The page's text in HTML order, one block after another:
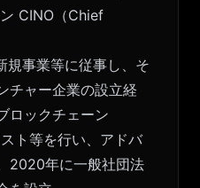
CINO（Chief
規事業等に従事し、そ
チャー企業の設立経
ロックチェーン
ト等を行い、アドバ
2020年に一般社団法